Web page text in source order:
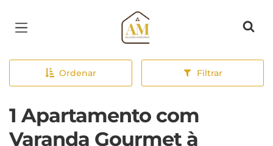
Página inicial
Ordenar Filtrar
1 Apartamento com
Varanda Gourmet à